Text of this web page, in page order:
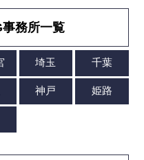
務所一覧